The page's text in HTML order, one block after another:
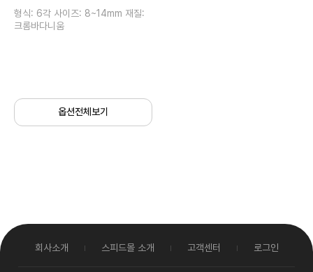
형식: 6각 사이즈: 8~14mm 재질:
크롬바다니움
옵션전체보기
회사소개 스피드몰 소개 고객센터 로그인